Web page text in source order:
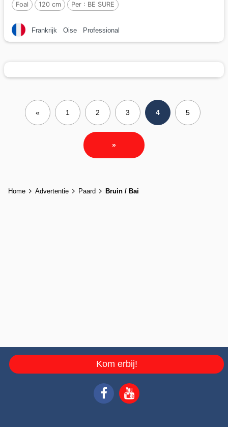
Foal
120 cm Per : BE SURE
Frankrijk Oise Professional
« 1 2 3 4 5
»
Home Advertentie Paard Bruin / Bai
Kom erbij!